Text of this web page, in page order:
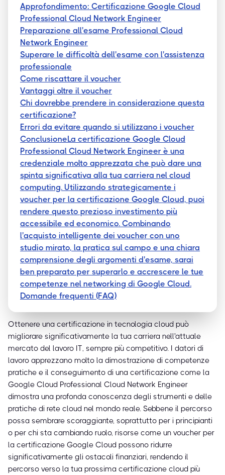
Approfondimento: Certificazione Google Cloud
Professional Cloud Network Engineer
Preparazione all'esame Professional Cloud
Network Engineer
Superare le difficoltà dell'esame con l'assistenza
professionale
Come riscattare il voucher
Vantaggi oltre il voucher
Chi dovrebbe prendere in considerazione questa
certificazione?
Errori da evitare quando si utilizzano i voucher
ConclusioneLa certificazione Google Cloud
Professional Cloud Network Engineer è una
credenziale molto apprezzata che può dare una
spinta significativa alla tua carriera nel cloud
computing. Utilizzando strategicamente i
voucher per la certificazione Google Cloud, puoi
rendere questo prezioso investimento più
accessibile ed economico. Combinando
l'acquisto intelligente dei voucher con uno
studio mirato, la pratica sul campo e una chiara
comprensione degli argomenti d'esame, sarai
ben preparato per superarlo e accrescere le tue
competenze nel networking di Google Cloud.
Domande frequenti (FAQ)
Ottenere una certificazione in tecnologia cloud può
migliorare significativamente la tua carriera nell'attuale
mercato del lavoro IT, sempre più competitivo. I datori di
lavoro apprezzano molto la dimostrazione di competenze
pratiche e il conseguimento di una certificazione come la
Google Cloud Professional Cloud Network Engineer
dimostra una profonda conoscenza degli strumenti e delle
pratiche di rete cloud nel mondo reale. Sebbene il percorso
possa sembrare scoraggiante, soprattutto per i principianti
o per chi sta cambiando ruolo, risorse come un voucher per
la certificazione Google Cloud possono ridurre
significativamente gli ostacoli finanziari, rendendo il
percorso verso la tua prossima certificazione cloud più